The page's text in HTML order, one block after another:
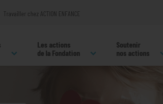
Travailler chez ACTION ENFANCE
Les actions
de la Fondation
Soutenir
nos actions